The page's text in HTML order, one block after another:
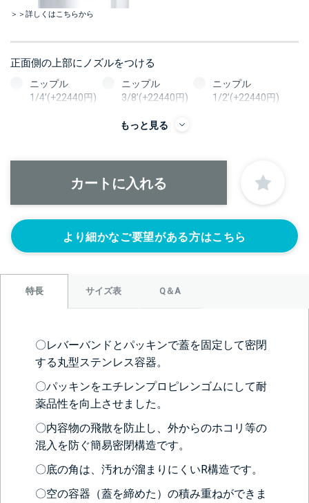
＞＞詳しくはこちらから
正面側の上部にノズルをつける
ニップル
1/4’(+22440円)
ニップル
3/8’(+22440円)
ニップル
1/2’(+22440円)
ソケット
3/8’(+22440円)
＞＞詳しくはこちらから
正面側の下部にノズルをつける
ニップル
1/4’(+22440円)
ニップル
3/8’(+22440円)
1/2’(+22440円)
ソケット
ソケット
ヘルール
1S’(+22440円)
ヘルール
1.5S’(+22440円)
なし
もっと見る
より細かなご要望がある方はこちら
特長 サイズ表 Q＆A
〇レバーバンドとパッキンで蓋を固定して密閉
する丸型ステンレス容器。
〇パッキンをエチレンプロピレンゴムにして耐
薬品性を向上させました。
〇内容物の飛散を防止し、外からのホコリ等の
混入を防ぐ簡易密閉構造です。
〇底の角は、汚れが溜まりにくいR構造です。
〇空の容器（蓋を締めた）の積み重ねができま